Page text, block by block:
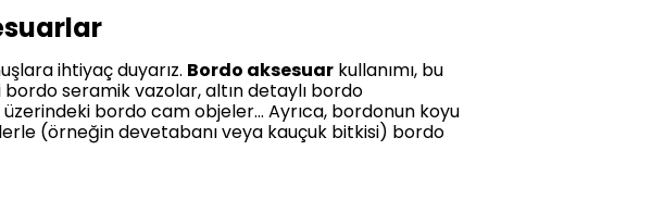
ihtiyaç duyarız. Bordo aksesuar kullanımı, bu
seramik vazolar, altın detaylı bordo
bordo cam objeler... Ayrıca, bordonun koyu
(örneğin devetabanı veya kauçuk bitkisi) bordo